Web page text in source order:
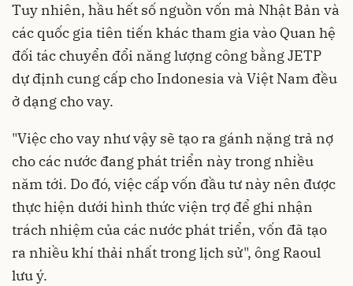
Tuy nhiên, hầu hết số nguồn vốn mà Nhật Bản và
các quốc gia tiên tiến khác tham gia vào Quan hệ
đối tác chuyển đổi năng lượng công bằng JETP
dự định cung cấp cho Indonesia và Việt Nam đều
ở dạng cho vay.
"Việc cho vay như vậy sẽ tạo ra gánh nặng trả nợ
cho các nước đang phát triển này trong nhiều
năm tới. Do đó, việc cấp vốn đầu tư này nên được
thực hiện dưới hình thức viện trợ để ghi nhận
trách nhiệm của các nước phát triển, vốn đã tạo
ra nhiều khí thải nhất trong lịch sử", ông Raoul
lưu ý.